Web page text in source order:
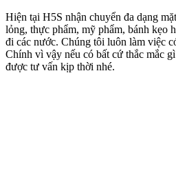
Hiện tại H5S nhận chuyển đa dạng
lỏng, thực phẩm, mỹ phẩm, bánh
đi các nước. Chúng tôi luôn làm việc
Chính vì vậy nếu có bất cứ thắc mắc
được tư vấn kịp thời nhé.